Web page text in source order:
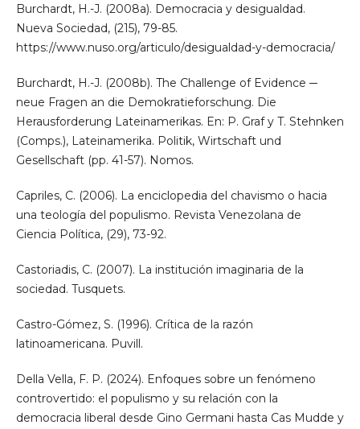
Burchardt, H.-J. (2008a). Democracia y desigualdad.
Nueva Sociedad, (215), 79-85.
https://www.nuso.org/articulo/desigualdad-y-democracia/
Burchardt, H.-J. (2008b). The Challenge of Evidence ─
neue Fragen an die Demokratieforschung. Die
Herausforderung Lateinamerikas. En: P. Graf y T. Stehnken
(Comps.), Lateinamerika. Politik, Wirtschaft und
Gesellschaft (pp. 41-57). Nomos.
Capriles, C. (2006). La enciclopedia del chavismo o hacia
una teología del populismo. Revista Venezolana de
Ciencia Política, (29), 73-92.
Castoriadis, C. (2007). La institución imaginaria de la
sociedad. Tusquets.
Castro-Gómez, S. (1996). Crítica de la razón
latinoamericana. Puvill.
Della Vella, F. P. (2024). Enfoques sobre un fenómeno
controvertido: el populismo y su relación con la
democracia liberal desde Gino Germani hasta Cas Mudde y